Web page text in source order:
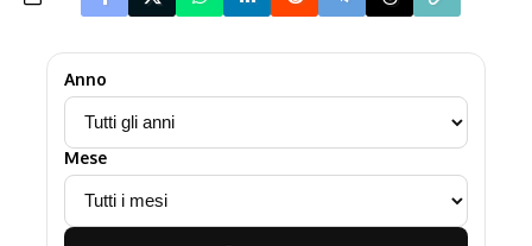
Anno
Mese